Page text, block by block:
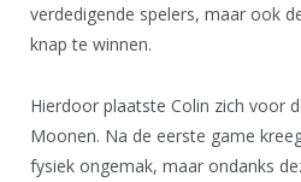
verdedigende spelers, maar ook
knap te winnen.
Hierdoor plaatste Colin zich voor
Moonen. Na de eerste game
fysiek ongemak, maar ondanks